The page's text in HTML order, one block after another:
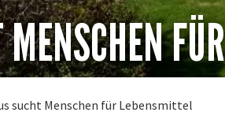
sucht Menschen für Lebensmittel